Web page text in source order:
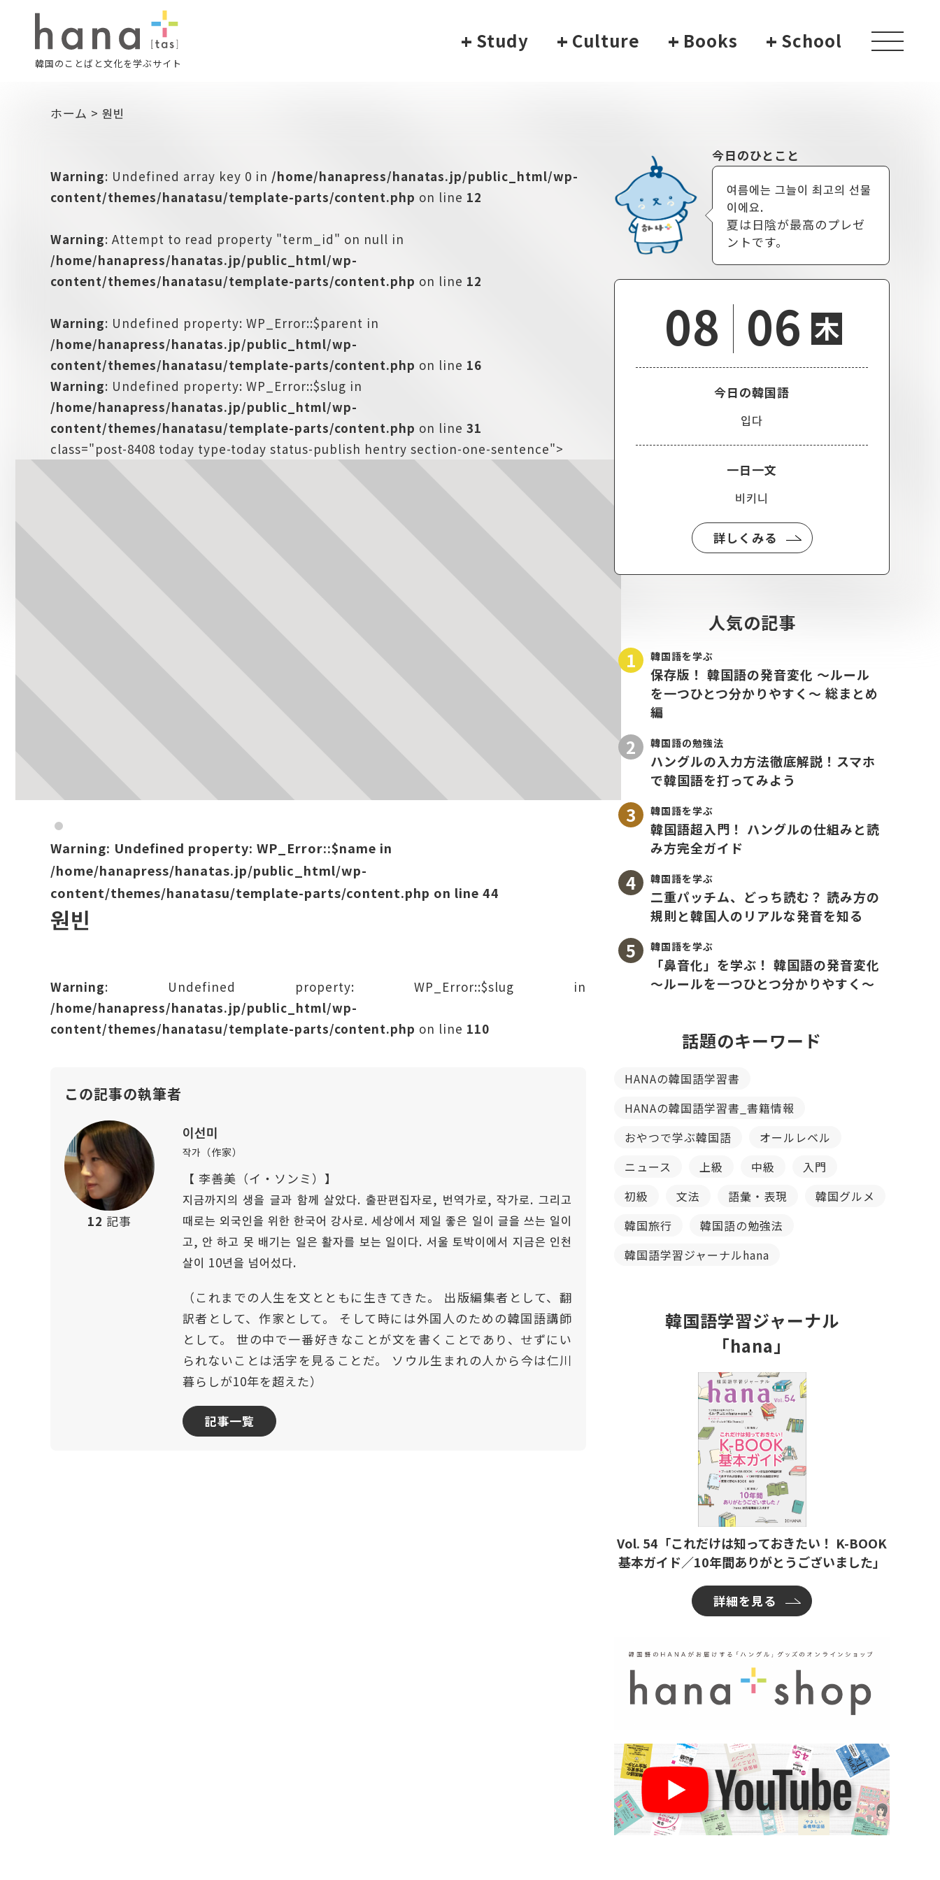
韓国のことばと文化を学ぶサイト
+ Study + Culture + Books + School
toggle
ホーム > 원빈
Warning: Undefined array key 0 in /home/hanapress/hanatas.jp/public_html/wp-
content/themes/hanatasu/template-parts/content.php on line 12
Warning: Attempt to read property "term_id" on null in
/home/hanapress/hanatas.jp/public_html/wp-
content/themes/hanatasu/template-parts/content.php on line 12
Warning: Undefined property: WP_Error::$parent in
/home/hanapress/hanatas.jp/public_html/wp-
content/themes/hanatasu/template-parts/content.php on line 16
Warning: Undefined property: WP_Error::$slug in
/home/hanapress/hanatas.jp/public_html/wp-
content/themes/hanatasu/template-parts/content.php on line 31
class="post-8408 today type-today status-publish hentry section-one-sentence">
Warning: Undefined property: WP_Error::$name in
/home/hanapress/hanatas.jp/public_html/wp-
content/themes/hanatasu/template-parts/content.php on line 44
원빈
Warning: Undefined property: WP_Error::$slug in
/home/hanapress/hanatas.jp/public_html/wp-
content/themes/hanatasu/template-parts/content.php on line 110
この記事の執筆者
12 記事
이선미
작가（作家）
【 李善美（イ・ソンミ）】
지금까지의 생을 글과 함께 살았다. 출판편집자로, 번역가로, 작가로. 그리고
때로는 외국인을 위한 한국어 강사로. 세상에서 제일 좋은 일이 글을 쓰는 일이
고, 안 하고 못 배기는 일은 활자를 보는 일이다. 서울 토박이에서 지금은 인천
살이 10년을 넘어섰다.
（これまでの人生を文とともに生きてきた。 出版編集者として、翻
訳者として、作家として。 そして時には外国人のための韓国語講師
として。 世の中で一番好きなことが文を書くことであり、せずにい
られないことは活字を見ることだ。 ソウル生まれの人から今は仁川
暮らしが10年を超えた）
記事一覧
今日のひとこと
여름에는 그늘이 최고의 선물
이에요.
夏は日陰が最高のプレゼ
ントです。
08 06 木
今日の韓国語
입다
一日一文
비키니
詳しくみる
人気の記事
韓国語を学ぶ
保存版！ 韓国語の発音変化 〜ルール
を一つひとつ分かりやすく〜 総まとめ
編
韓国語の勉強法
ハングルの入力方法徹底解説！スマホ
で韓国語を打ってみよう
韓国語を学ぶ
韓国語超入門！ ハングルの仕組みと読
み方完全ガイド
韓国語を学ぶ
二重パッチム、どっち読む？ 読み方の
規則と韓国人のリアルな発音を知る
韓国語を学ぶ
「鼻音化」を学ぶ！ 韓国語の発音変化
〜ルールを一つひとつ分かりやすく〜
話題のキーワード
HANAの韓国語学習書
HANAの韓国語学習書_書籍情報
おやつで学ぶ韓国語
オールレベル
ニュース
上級 中級
入門
初級
文法 語彙・表現
韓国グルメ
韓国旅行
韓国語の勉強法
韓国語学習ジャーナルhana
韓国語学習ジャーナル
「hana」
Vol. 54「これだけは知っておきたい！ K-BOOK
基本ガイド／10年間ありがとうございました」
詳細を見る